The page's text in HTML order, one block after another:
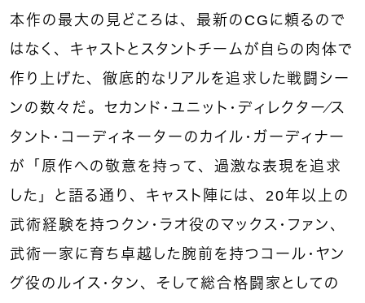
本作の最大の見どころは、最新のCGに頼るので
はなく、キャストとスタントチームが自らの肉体で
作り上げた、徹底的なリアルを追求した戦闘シー
ンの数々だ。セカンド・ユニット・ディレクター／ス
タント・コーディネーターのカイル・ガーディナー
が「原作への敬意を持って、過激な表現を追求
した」と語る通り、キャスト陣には、20年以上の
武術経験を持つクン・ラオ役のマックス・ファン、
武術一家に育ち卓越した腕前を持つコール・ヤン
グ役のルイス・タン、そして総合格闘家としての